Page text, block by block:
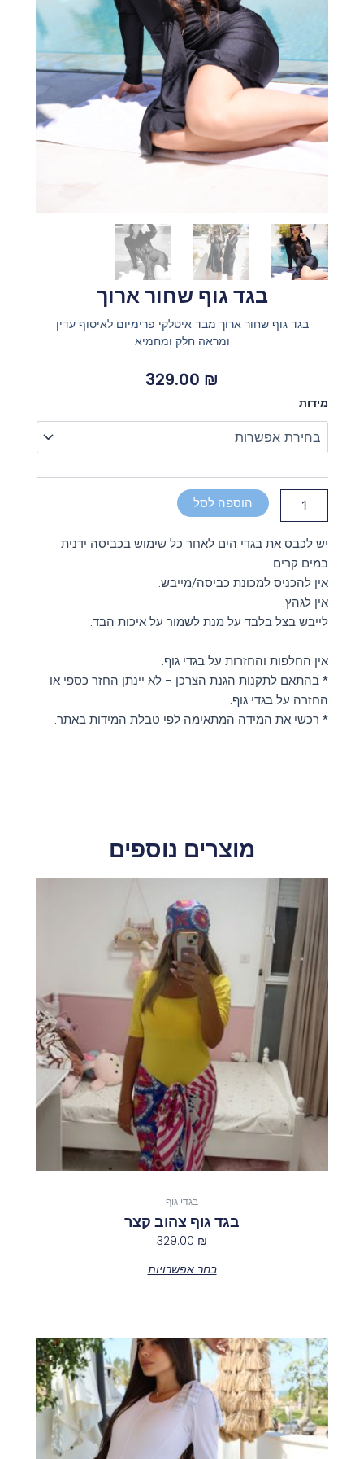
בגד גוף שחור ארוך
בגד גוף שחור ארוך מבד איטלקי פרימיום לאיסוף עדין
ומראה חלק ומחמיא
329.00 ₪
מידות
כמות
בגד
ארוך
הוספה לסל
יש לכבס את בגדי הים לאחר כל שימוש בכביסה ידנית
במים קרים.
אין להכניס למכונת כביסה/מייבש.
אין לגהץ.
לייבש בצל בלבד על מנת לשמור על איכות הבד.
אין החלפות והחזרות על בגדי גוף.
* בהתאם לתקנות הגנת הצרכן – לא יינתן החזר כספי או
החזרה על בגדי גוף.
* רכשי את המידה המתאימה לפי טבלת המידות באתר.
מוצרים נוספים
בגדי גוף
בגד גוף צהוב קצר
329.00 ₪
בחר אפשרויות
יש
מספר
סוגים.
ניתן
לבחור
את
האפשרויות
בעמוד
המוצר
למוצר
זה
מספר